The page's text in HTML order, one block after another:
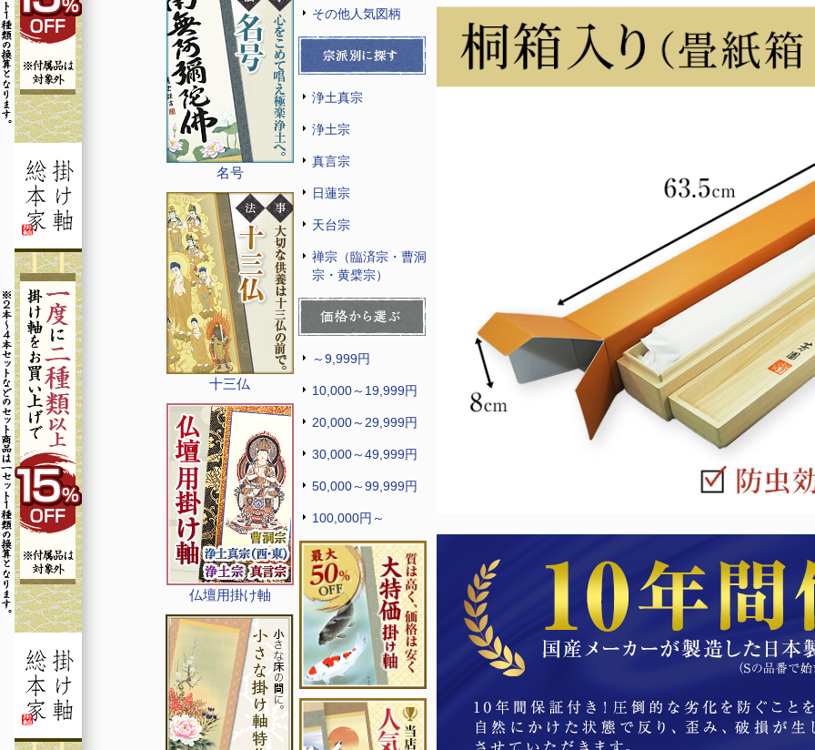
名号
十三仏
仏壇用掛け軸
その他人気図柄
浄土真宗
浄土宗
真言宗
日蓮宗
天台宗
禅宗（臨済宗・曹洞
宗・黄檗宗）
～9,999円
10,000～19,999円
20,000～29,999円
30,000～49,999円
50,000～99,999円
100,000円～